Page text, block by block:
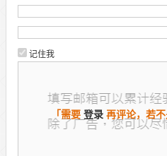
记住我
「需要 登录 再评论，若